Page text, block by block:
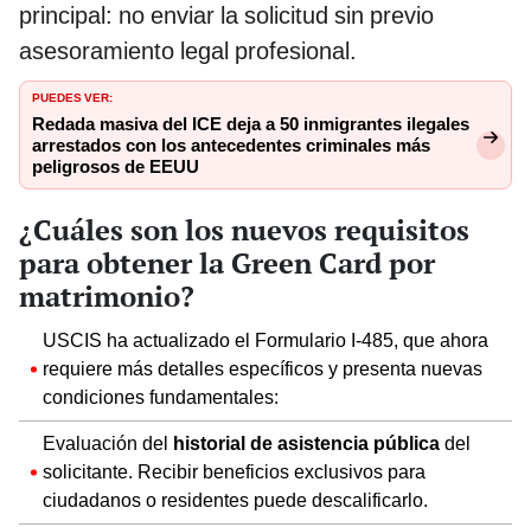
principal: no enviar la solicitud sin previo
asesoramiento legal profesional.
PUEDES VER:
Redada masiva del ICE deja a 50 inmigrantes ilegales
arrestados con los antecedentes criminales más
peligrosos de EEUU
¿Cuáles son los nuevos requisitos
para obtener la Green Card por
matrimonio?
USCIS ha actualizado el Formulario I-485, que ahora
requiere más detalles específicos y presenta nuevas
condiciones fundamentales:
Evaluación del historial de asistencia pública del
solicitante. Recibir beneficios exclusivos para
ciudadanos o residentes puede descalificarlo.